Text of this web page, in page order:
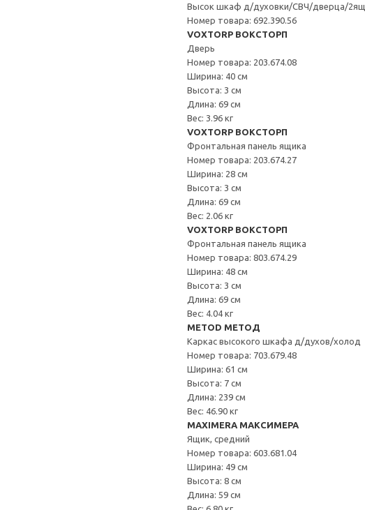
Высок шкаф д/духовки/СВЧ/дверца/2ящ
Номер товара: 692.390.56
VOXTORP ВОКСТОРП
Дверь
Номер товара: 203.674.08
Ширина: 40 см
Высота: 3 см
Длина: 69 см
Вес: 3.96 кг
VOXTORP ВОКСТОРП
Фронтальная панель ящика
Номер товара: 203.674.27
Ширина: 28 см
Высота: 3 см
Длина: 69 см
Вес: 2.06 кг
VOXTORP ВОКСТОРП
Фронтальная панель ящика
Номер товара: 803.674.29
Ширина: 48 см
Высота: 3 см
Длина: 69 см
Вес: 4.04 кг
METOD МЕТОД
Каркас высокого шкафа д/духов/холод
Номер товара: 703.679.48
Ширина: 61 см
Высота: 7 см
Длина: 239 см
Вес: 46.90 кг
MAXIMERA МАКСИМЕРА
Ящик, средний
Номер товара: 603.681.04
Ширина: 49 см
Высота: 8 см
Длина: 59 см